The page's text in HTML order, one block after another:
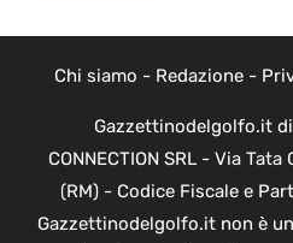
Chi siamo - Redazione-
Gazzettinodelgolfo.it
CONNECTION SRL - Via
(RM) - Codice Fiscale e
Gazzettinodelgolfo.it non è